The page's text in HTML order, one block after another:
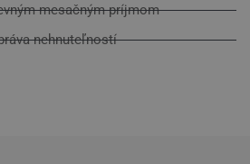
mesačným príjmom
nehnuteľností